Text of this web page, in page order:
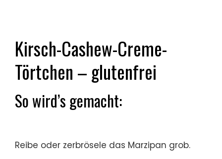
Kirsch-Cashew-Creme-
Törtchen – glutenfrei
So wird’s gemacht:
Reibe oder zerbrösele das Marzipan grob.